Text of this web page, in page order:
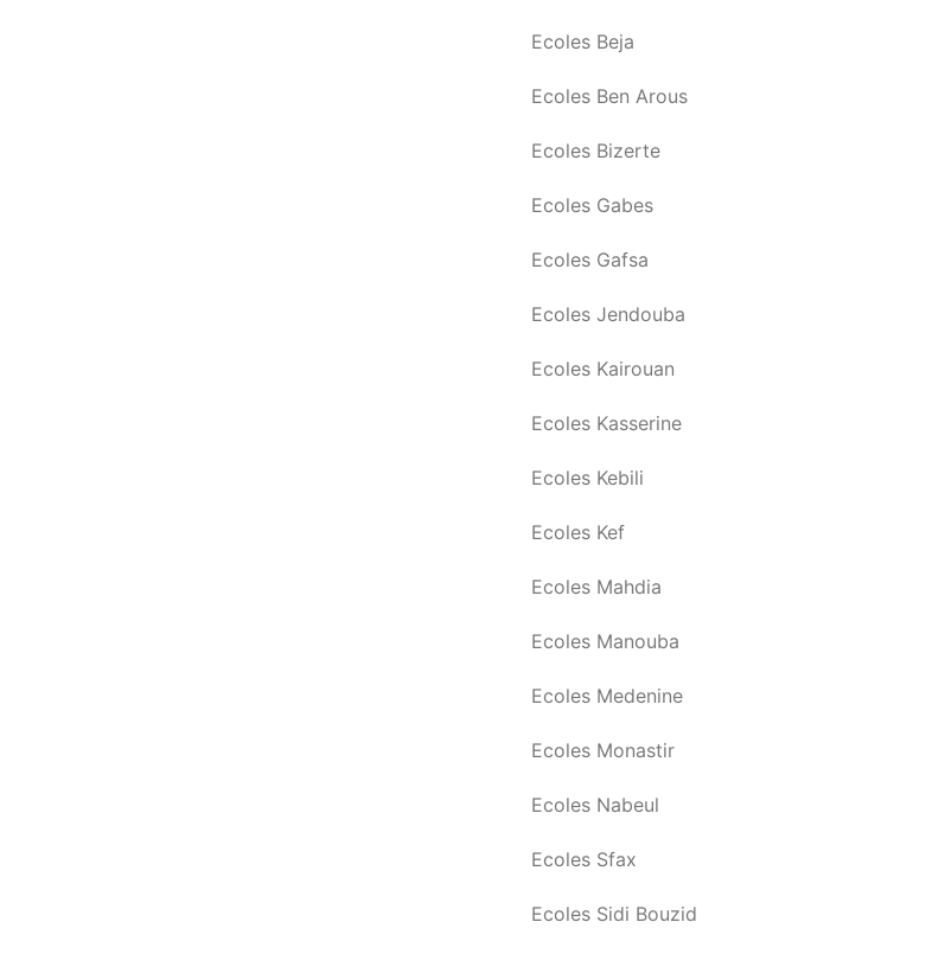
Ecoles Beja
Ecoles Ben Arous
Ecoles Bizerte
Ecoles Gabes
Ecoles Gafsa
Ecoles Jendouba
Ecoles Kairouan
Ecoles Kasserine
Ecoles Kebili
Ecoles Kef
Ecoles Mahdia
Ecoles Manouba
Ecoles Medenine
Ecoles Monastir
Ecoles Nabeul
Ecoles Sfax
Ecoles Sidi Bouzid